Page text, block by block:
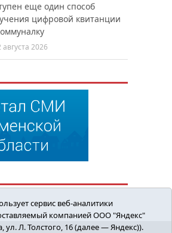
еще один способ
цифровой квитанции
августа 2026
сервис веб-аналитики
компанией ООО "Яндекс"
ул. Л. Толстого, 16 (далее — Яндекс)).